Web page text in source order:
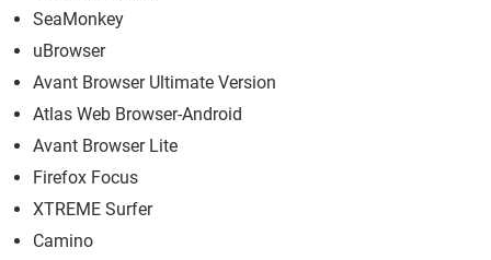
SeaMonkey
uBrowser
Avant Browser Ultimate Version
Atlas Web Browser-Android
Avant Browser Lite
Firefox Focus
XTREME Surfer
Camino